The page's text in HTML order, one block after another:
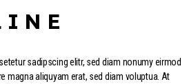
sadipscing elitr, sed diam nonumy eirmod
magna aliquyam erat, sed diam voluptua. At